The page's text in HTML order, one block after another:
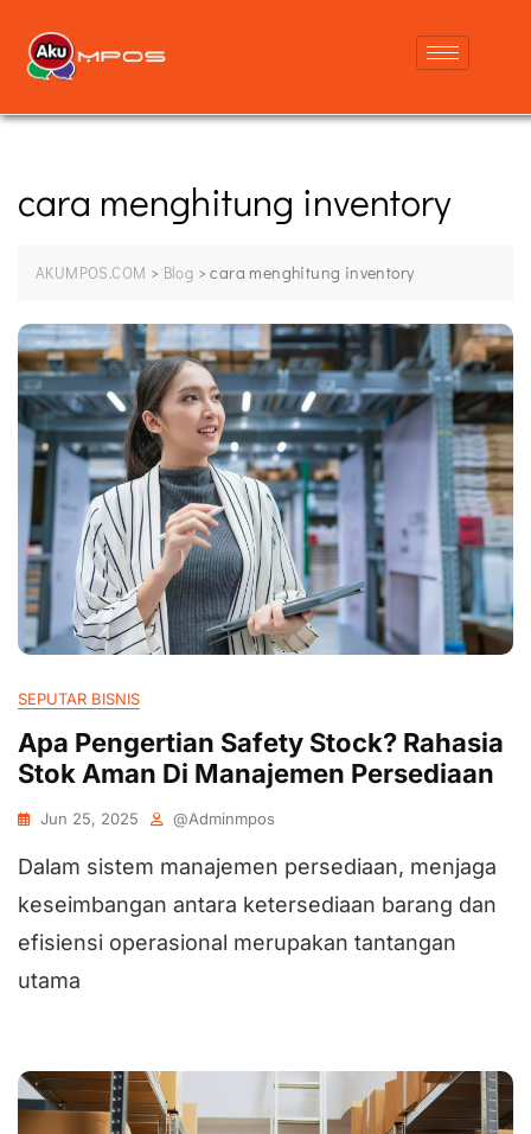
cara menghitung inventory
AKUMPOS.COM > Blog >cara menghitung inventory
SEPUTAR BISNIS
Apa Pengertian Safety Stock? Rahasia
Stok Aman Di Manajemen Persediaan
Jun 25, 2025 @adminmpos
Dalam sistem manajemen persediaan, menjaga
keseimbangan antara ketersediaan barang dan
efisiensi operasional merupakan tantangan
utama